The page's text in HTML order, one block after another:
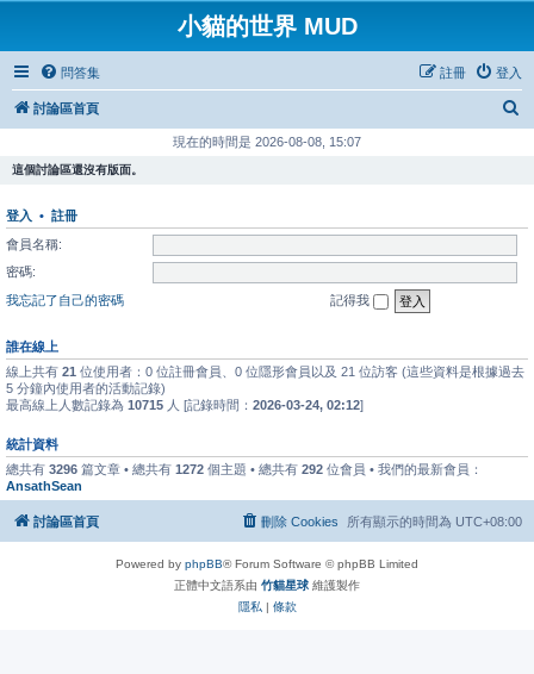
小貓的世界 MUD
問答集 登入
註冊
討論區首頁
現在的時間是 2026-08-08, 15:07
這個討論區還沒有版面。
登入 • 註冊
會員名稱:
密碼:
我忘記了自己的密碼
記得我
誰在線上
線上共有 21 位使用者：0 位註冊會員、0 位隱形會員以及 21 位訪客 (這些資料是根據過去
5 分鐘內使用者的活動記錄)
最高線上人數記錄為 10715 人 [記錄時間： 2026-03-24, 02:12]
統計資料
總共有 3296 篇文章 • 總共有 1272 個主題 • 總共有 292 位會員 • 我們的最新會員：
AnsathSean
討論區首頁 所有顯示的時間為 UTC+08:00
刪除 Cookies
Powered by phpBB® Forum Software © phpBB Limited
正體中文語系由 竹貓星球 維護製作
隱私| 條款